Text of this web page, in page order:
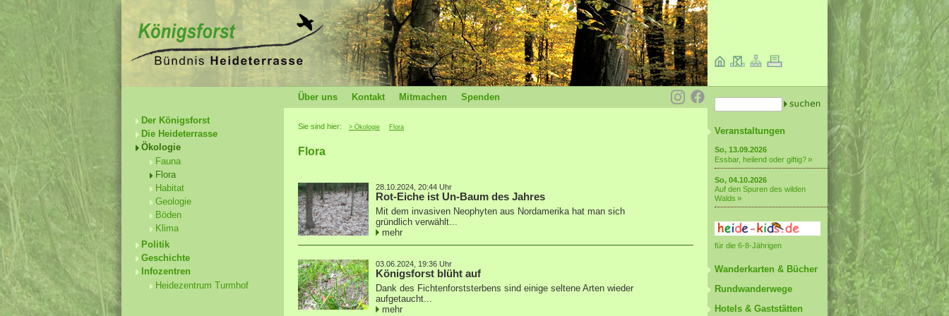
Der Königsforst
Die Heideterrasse
Ökologie
Fauna
Flora
Habitat
Geologie
Böden
Klima
Politik
Geschichte
Infozentren
Heidezentrum Turmhof
Über uns Kontakt Mitmachen Spenden
Sie sind hier: > Ökologie Flora
Flora
28.10.2024, 20:44 Uhr
Rot-Eiche ist Un-Baum des Jahres
Mit dem invasiven Neophyten aus Nordamerika hat man sich
gründlich verwählt...
mehr
03.06.2024, 19:36 Uhr
Königsforst blüht auf
Dank des Fichtenforststerbens sind einige seltene Arten wieder
aufgetaucht...
mehr
Veranstaltungen
So, 13.09.2026
Essbar, heilend oder giftig?
So, 04.10.2026
Auf den Spuren des wilden
Walds
für die 6-8-Jährigen
Wanderkarten & Bücher
Rundwanderwege
Hotels & Gaststätten